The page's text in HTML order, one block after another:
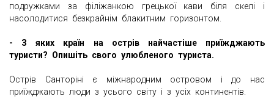
подружками за філіжанкою грецької кави біля скелі і
насолодитися безкрайнім блакитним горизонтом.
- З яких країн на острів найчастіше приїжджають
туристи? Опишіть свого улюбленого туриста.
Острів Санторіні є міжнародним островом і до нас
приїжджають люди з усього світу і з усіх континентів.